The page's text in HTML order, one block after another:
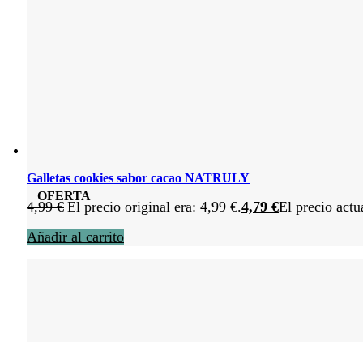
OFERTA
Galletas cookies sabor cacao NATRULY
4,99€ El precio original era: 4,99 €.4,79 €El precio
Añadir al carrito